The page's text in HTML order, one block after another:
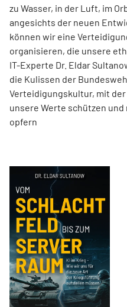
zu Wasser, in der Luft, im
angesichts der neuen
können wir eine
organisieren, die unsere
IT-Experte Dr. Eldar
die Kulissen der
Verteidigungskultur, mit
unsere Werte schützen
opfern